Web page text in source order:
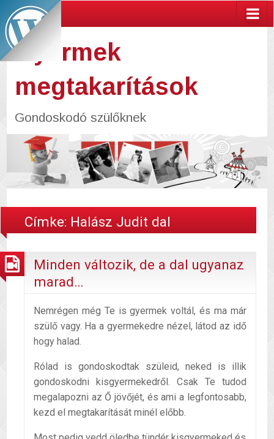
Gyermek
megtakarítások
Gondoskodó szülőknek
Címke: Halász Judit dal
Minden változik, de a dal ugyanaz
marad…
Nemrégen még Te is gyermek voltál, és ma már
szülő vagy. Ha a gyermekedre nézel, látod az idő
hogy halad.
Rólad is gondoskodtak szüleid, neked is illik
gondoskodni kisgyermekedről. Csak Te tudod
megalapozni az Ő jövőjét, és ami a legfontosabb,
kezd el megtakarítását minél előbb.